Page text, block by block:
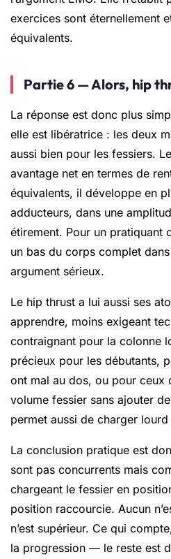
exercices sont éternellement
équivalents.
Partie 6 — Alors, hip
La réponse est donc plus
elle est libératrice : les deux
aussi bien pour les fessiers.
avantage net en termes de
équivalents, il développe en
adducteurs, dans une
étirement. Pour un pratiquant
un bas du corps complet
argument sérieux.
Le hip thrust a lui aussi ses
apprendre, moins exigeant
contraignant pour la colonne
précieux pour les débutants,
ont mal au dos, ou pour ceux
volume fessier sans ajouter
permet aussi de charger
La conclusion pratique est
sont pas concurrents mais
chargeant le fessier en
position raccourcie. Aucun
n’est supérieur. Ce qui
la progression — le reste est